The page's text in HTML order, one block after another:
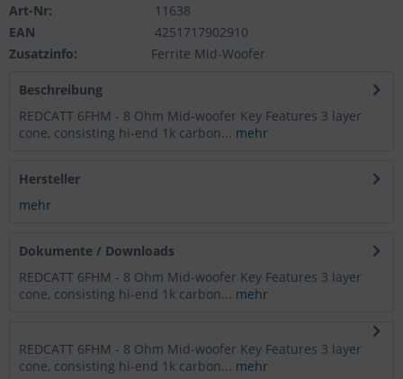
Art-Nr:
11638
EAN
4251717902910
Zusatzinfo:
Ferrite Mid-Woofer
Beschreibung
REDCATT 6FHM - 8 Ohm Mid-woofer Key Features 3 layer
cone, consisting hi-end 1k carbon... mehr
Hersteller
mehr
Dokumente / Downloads
REDCATT 6FHM - 8 Ohm Mid-woofer Key Features 3 layer
cone, consisting hi-end 1k carbon... mehr
REDCATT 6FHM - 8 Ohm Mid-woofer Key Features 3 layer
cone, consisting hi-end 1k carbon... mehr